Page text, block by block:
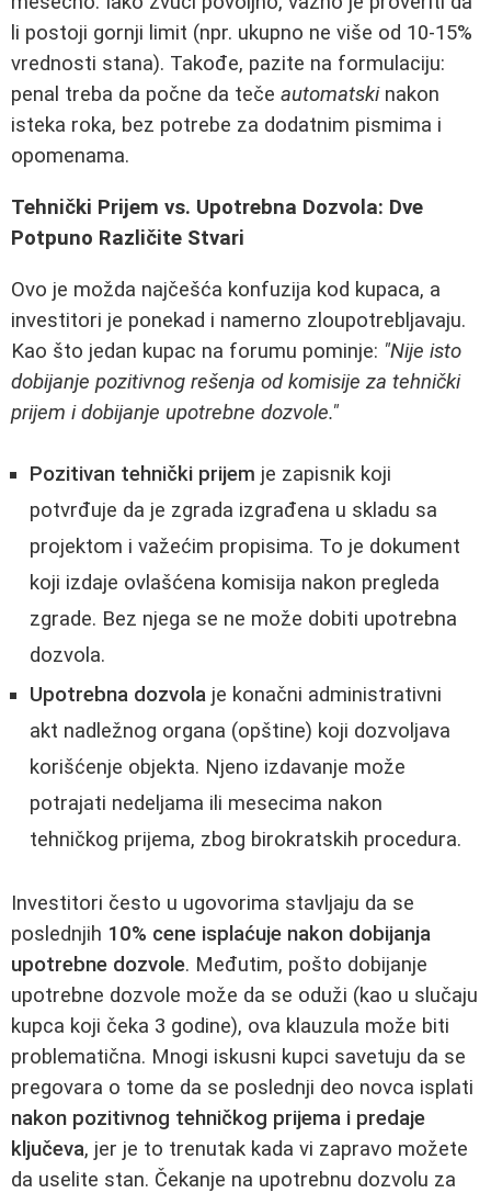
li postoji gornji limit (npr. ukupno ne više od 10-15%
vrednosti stana). Takođe, pazite na formulaciju:
penal treba da počne da teče automatskinakon
isteka roka, bez potrebe za dodatnim pismima i
opomenama.
Tehnički Prijem vs. Upotrebna Dozvola: Dve
Potpuno Različite Stvari
Ovo je možda najčešća konfuzija kod kupaca, a
investitori je ponekad i namerno zloupotrebljavaju.
Kao što jedan kupac na forumu pominje: "Nije isto
dobijanje pozitivnog rešenja od komisije za tehnički
prijem i dobijanje upotrebne dozvole."
Pozitivan tehnički prijem je zapisnik koji
potvrđuje da je zgrada izgrađena u skladu sa
projektom i važećim propisima. To je dokument
koji izdaje ovlašćena komisija nakon pregleda
zgrade. Bez njega se ne može dobiti upotrebna
dozvola.
Upotrebna dozvola je konačni administrativni
akt nadležnog organa (opštine) koji dozvoljava
korišćenje objekta. Njeno izdavanje može
potrajati nedeljama ili mesecima nakon
tehničkog prijema, zbog birokratskih procedura.
Investitori često u ugovorima stavljaju da se
poslednjih 10% cene isplaćuje nakon dobijanja
upotrebne dozvole. Međutim, pošto dobijanje
upotrebne dozvole može da se oduži (kao u slučaju
kupca koji čeka 3 godine), ova klauzula može biti
problematična. Mnogi iskusni kupci savetuju da se
pregovara o tome da se poslednji deo novca isplati
nakon pozitivnog tehničkog prijema i predaje
ključeva, jer je to trenutak kada vi zapravo možete
da uselite stan. Čekanje na upotrebnu dozvolu za